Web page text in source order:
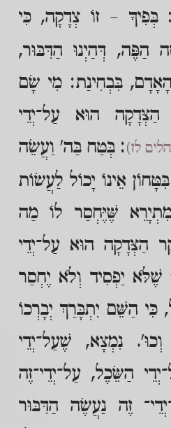
: בְּפִיךָ – זוֹ צְדָקָה, כִּי
הַפֶּה, דְּהַיְנוּ הַדִּבּוּר,
בִּבְחִינַת: מִי שָׂם
הוּא עַל־יְדֵי
לז): בְּטַח בַּה' וַעֲשֵׂה
אֵינוֹ יָכוֹל לַעֲשׂוֹת
שֶּׁיֶּחְסַר לוֹ מַה
הַצְּדָקָה הוּא עַל־יְדֵי
יַפְסִיד וְלֹא יֶחְסַר
כִּי הַשֵּׁם יִתְבָּרַךְ יְבָרְכוֹ
נִמְצָא, שֶׁעַל־יְדֵי
הַשֵּׂכֶל, עַל־יְדֵי־זֶה
זֶה נַעֲשֶׂה הַדִּבּוּר